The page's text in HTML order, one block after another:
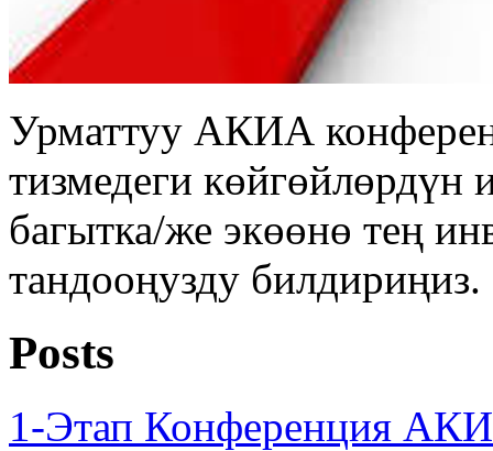
Урматтуу АКИА
тизмедеги
багытка/же экөөнө тең
тандооңузду билдириңиз.
Posts
1-Этап Конференция